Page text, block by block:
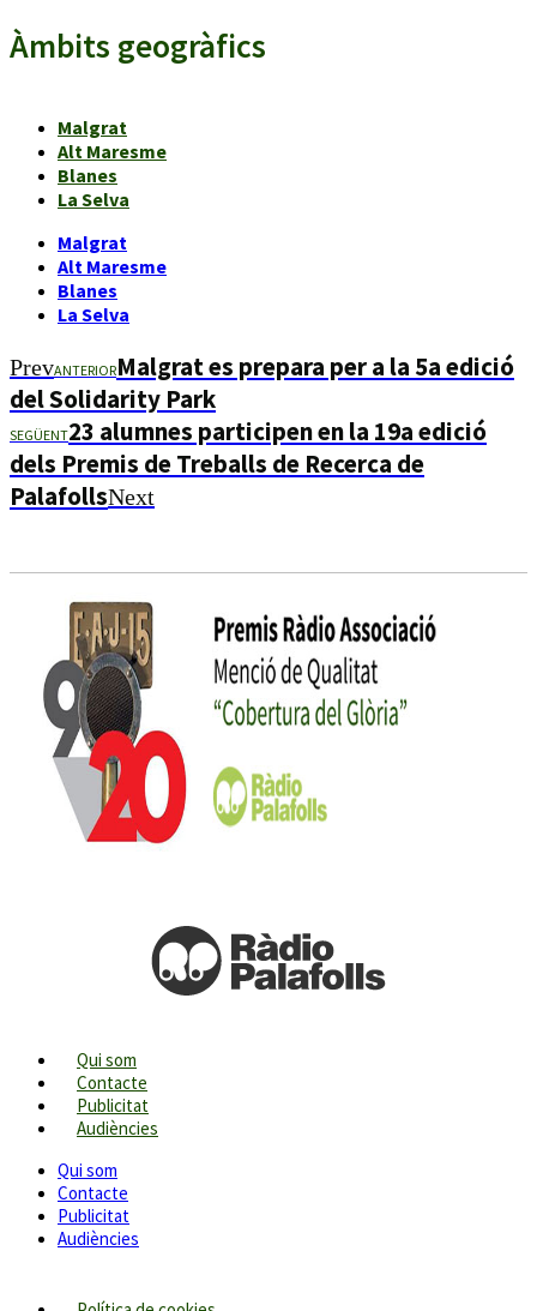
Àmbits geogràfics
Malgrat
Alt Maresme
Blanes
La Selva
Malgrat
Alt Maresme
Blanes
La Selva
PrevANTERIORMalgrat es prepara per a la 5a edició
del Solidarity Park
SEGÜENT23 alumnes participen en la 19a edició
dels Premis de Treballs de Recerca de
PalafollsNext
Qui som
Contacte
Publicitat
Audiències
Qui som
Contacte
Publicitat
Audiències